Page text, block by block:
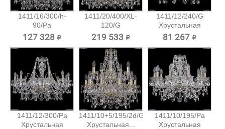
1411/16/300/h-
90/Pa
Хрустальная...
127 328 ₽
1411/20/400/XL-
120/G
Хрустальная...
219 533 ₽
1411/12/240/G
Хрустальная
подвесная...
81 267 ₽
1411/12/300/Pa
Хрустальная
1411/10+5/195/2d/G
Хрустальная...
1411/10/195/Pa
Хрустальная